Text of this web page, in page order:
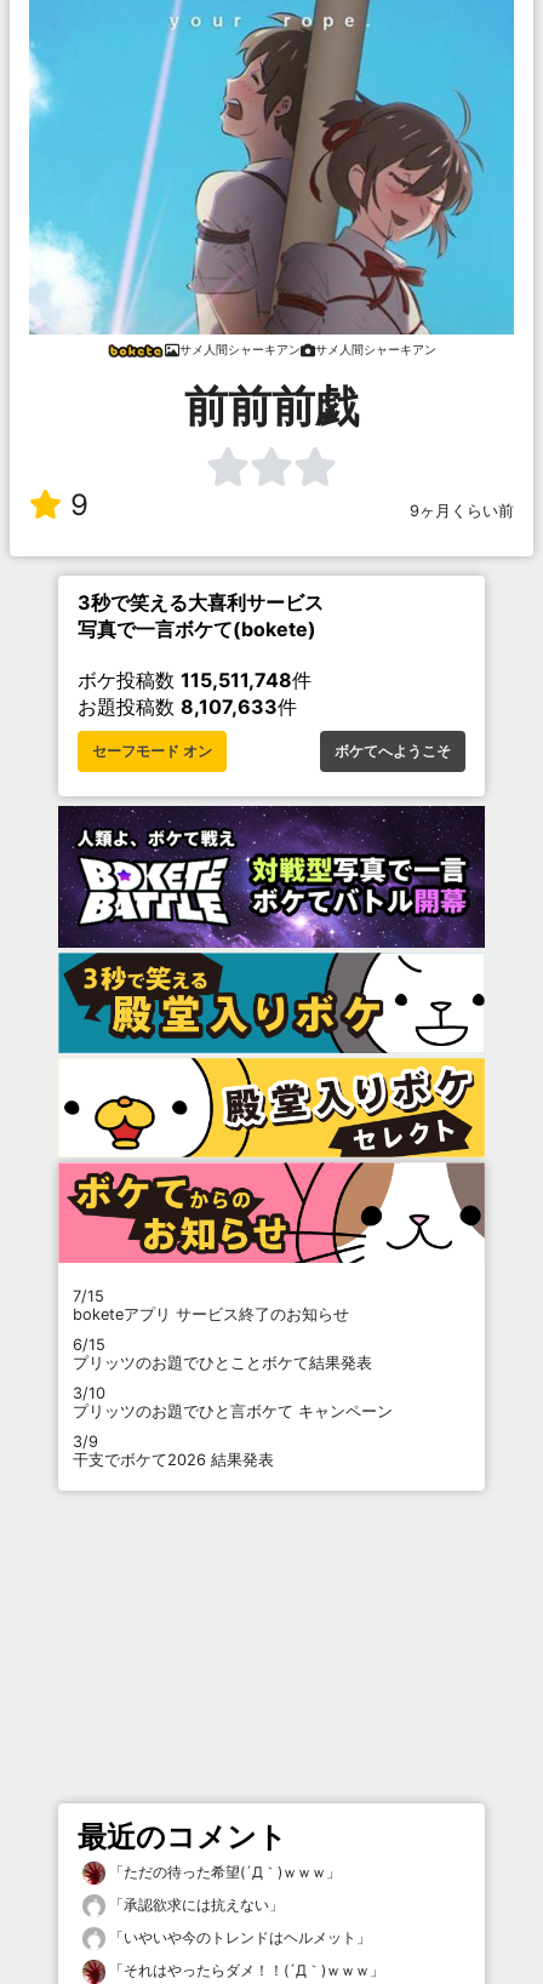
サメ人間シャーキアン サメ人間シャーキアン
前前前戯
9 9ヶ月くらい前
3秒で笑える大喜利サービス
写真で一言ボケて(bokete)
ボケ投稿数 115,511,748件
お題投稿数 8,107,633件
セーフモード オン ボケてへようこそ
7/15
boketeアプリ サービス終了のお知らせ
6/15
プリッツのお題でひとことボケて結果発表
3/10
プリッツのお題でひと言ボケて キャンペーン
3/9
干支でボケて2026 結果発表
最近のコメント
「ただの待った希望(´Д｀)ｗｗｗ 」
「承認欲求には抗えない 」
「いやいや今のトレンドはヘルメット 」
「それはやったらダメ！！(´Д｀)ｗｗｗ 」